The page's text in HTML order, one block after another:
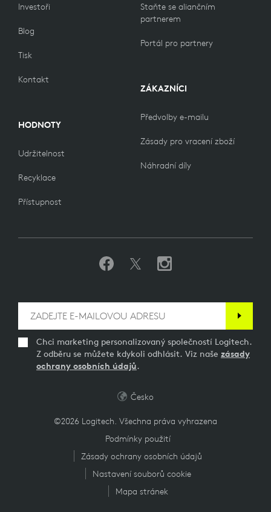
Investoři
Blog
Tisk
Kontakt
HODNOTY
Udržitelnost
Recyklace
Přístupnost
Staňte se aliančním
partnerem
Portál pro partnery
ZÁKAZNÍCI
Předvolby e-mailu
Zásady pro vracení zboží
Náhradní díly
Chci marketing personalizovaný společností Logitech.
Z odběru se můžete kdykoli odhlásit. Viz naše zásady
ochrany osobních údajů.
©2026 Logitech. Všechna práva vyhrazena
Podmínky použití
Zásady ochrany osobních údajů
Nastavení souborů cookie
Mapa stránek
Česko